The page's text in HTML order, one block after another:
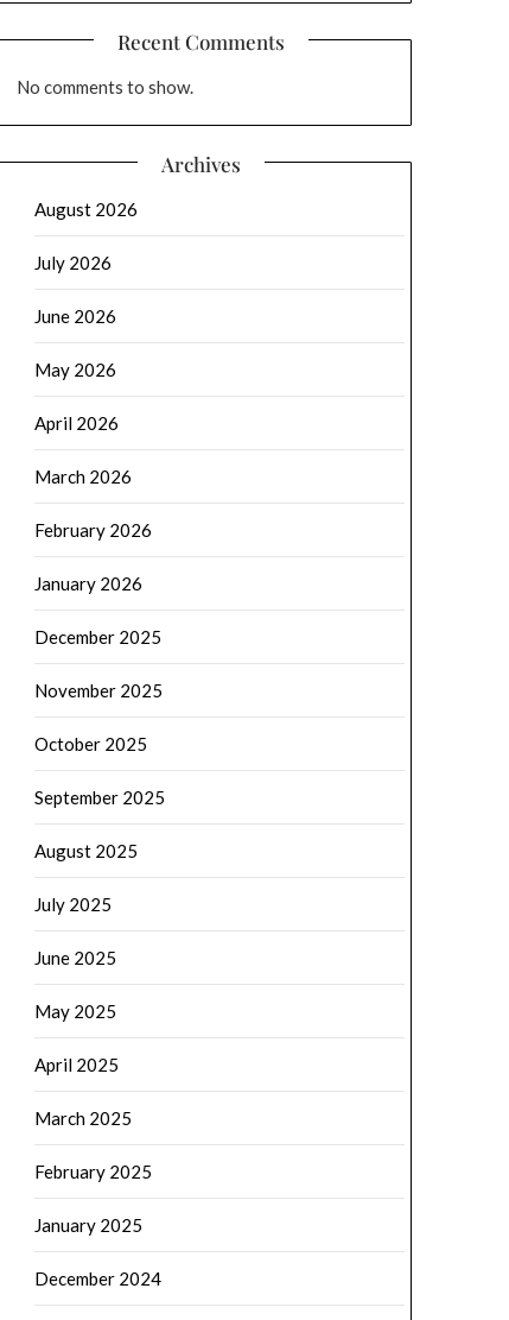
Recent Comments
No comments to show.
Archives
August 2026
July 2026
June 2026
May 2026
April 2026
March 2026
February 2026
January 2026
December 2025
November 2025
October 2025
September 2025
August 2025
July 2025
June 2025
May 2025
April 2025
March 2025
February 2025
January 2025
December 2024